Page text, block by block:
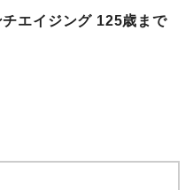
エイジング 125歳まで